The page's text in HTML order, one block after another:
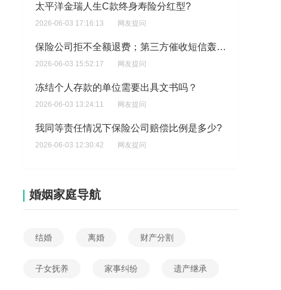
太平洋金瑞人生C款终身寿险分红型?
2026-06-03 17:16:13 网友提问
保险公司拒不全额退费；第三方催收短信轰炸、骚扰亲友、恐吓上门,对方引导仲裁?
2026-06-03 15:52:17 网友提问
冻结个人存款的单位需要出具文书吗？
2026-06-03 13:24:11 网友提问
我同等责任情况下保险公司赔偿比例是多少?
2026-06-03 12:30:42 网友提问
就是我没有投保但是保通的投保给我扣费了，想了解保通投保是谁操作的？
2026-06-02 16:06:32 网友提问
婚姻家庭导航
结婚 离婚 财产分割
子女抚养 家事纠纷 遗产继承